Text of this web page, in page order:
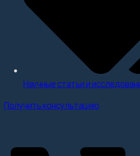
Научные статьи и
Получить консультацию